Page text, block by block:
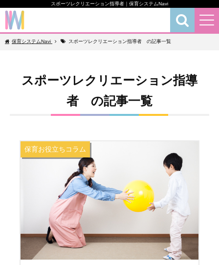
スポーツレクリエーション指導者｜保育システムNavi
保育システムNavi スポーツレクリエーション指導者 の記事一覧
スポーツレクリエーション指導
者 の記事一覧
保育お役立ちコラム
保育お役立ちコラム